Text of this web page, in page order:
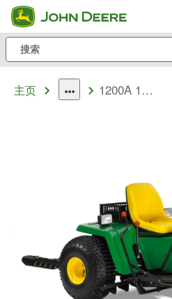
跳
至
主
内
容
搜
索
主页
dropdown
1200A 1200A 耙沙机